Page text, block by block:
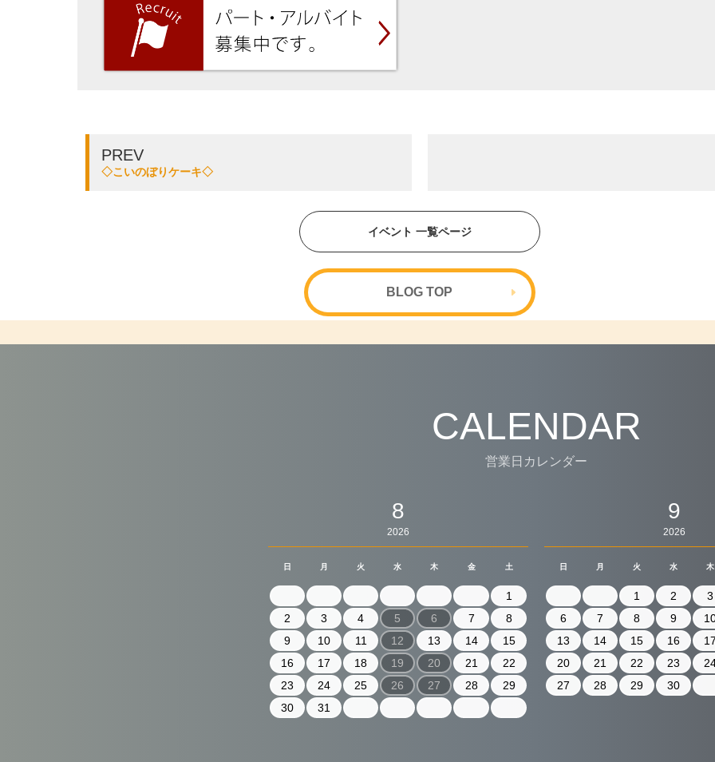
PREV
◇こいのぼりケーキ◇
イベント 一覧ページ
BLOG TOP
CALENDAR
営業日カレンダー
8
2026
日 月 火 水 木 金 土
1
2
3 4 5 6 7
8
9
10 11 12 13 14
15
16
17 18 19 20 21
22
23
24 25 26 27 28
29
30
31
9
2026
日 月 火 水 木
1 2
3
6
7 8 9
13
14 15 16
20
21 22 23
27
28 29 30